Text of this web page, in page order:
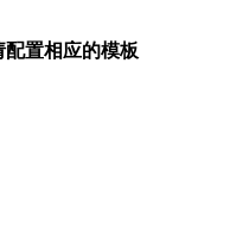
置相应的模板